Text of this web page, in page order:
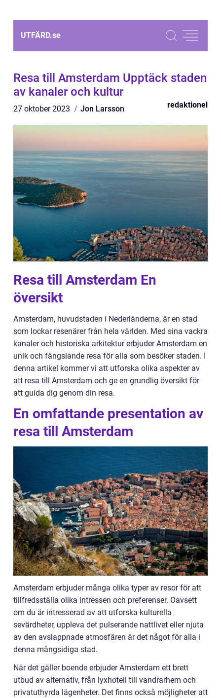
UTFÄRD.se
Resa till Amsterdam Upptäck staden
av kanaler och kultur
27 oktober 2023 Jon Larsson redaktionel
Resa till Amsterdam En
översikt
Amsterdam, huvudstaden i Nederländerna, är en stad
som lockar resenärer från hela världen. Med sina vackra
kanaler och historiska arkitektur erbjuder Amsterdam en
unik och fängslande resa för alla som besöker staden. I
denna artikel kommer vi att utforska olika aspekter av
att resa till Amsterdam och ge en grundlig översikt för
att guida dig genom din resa.
En omfattande presentation av
resa till Amsterdam
Amsterdam erbjuder många olika typer av resor för att
tillfredsställa olika intressen och preferenser. Oavsett
om du är intresserad av att utforska kulturella
sevärdheter, uppleva det pulserande nattlivet eller njuta
av den avslappnade atmosfären är det något för alla i
denna mångsidiga stad.
När det gäller boende erbjuder Amsterdam ett brett
utbud av alternativ, från lyxhotell till vandrarhem och
privatuthyrda lägenheter. Det finns också möjligheter att